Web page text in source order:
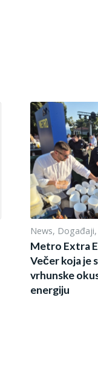
News, Događaji
Metro Extra
Večer koja je
vrhunske
energiju